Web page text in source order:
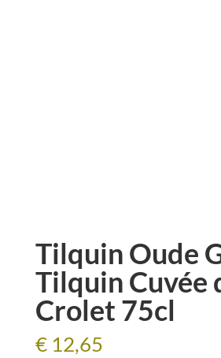
Tilquin Oude
Tilquin Cuvée
Crolet 75cl
€12,65